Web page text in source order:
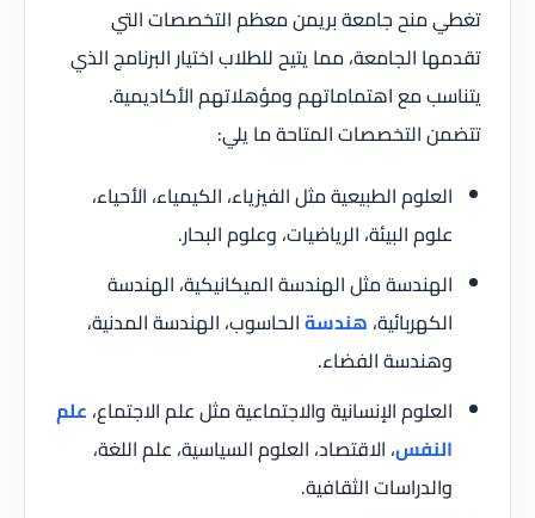
تغطي منح جامعة بريمن معظم التخصصات التي
تقدمها الجامعة، مما يتيح للطلاب اختيار البرنامج الذي
يتناسب مع اهتماماتهم ومؤهلاتهم الأكاديمية.
تتضمن التخصصات المتاحة ما يلي:
العلوم الطبيعية مثل الفيزياء، الكيمياء، الأحياء،
علوم البيئة، الرياضيات، وعلوم البحار.
الهندسة مثل الهندسة الميكانيكية، الهندسة
الكهربائية،هندسةالحاسوب، الهندسة المدنية،
وهندسة الفضاء.
العلوم الإنسانية والاجتماعية مثل علم الاجتماع،علم
النفس، الاقتصاد، العلوم السياسية، علم اللغة،
والدراسات الثقافية.